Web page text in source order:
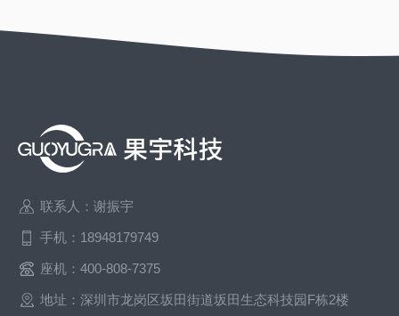
联系人：谢振宇
手机：18948179749
座机：400-808-7375
地址：深圳市龙岗区坂田街道坂田生态科技园F栋2楼